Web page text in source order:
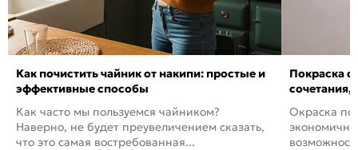
Как почистить чайник от накипи: простые и
эффективные способы
Как часто мы пользуемся чайником?
Наверно, не будет преувеличением сказать,
что это самая востребованная...
Покраска
сочетания,
Окраска